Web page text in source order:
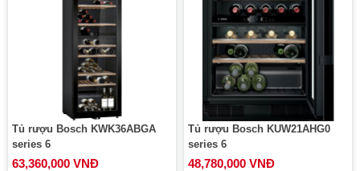
Tủ rượu Bosch KWK36ABGA
series 6
63,360,000 VNĐ
Tủ rượu Bosch KUW21AHG0
series 6
48,780,000 VNĐ